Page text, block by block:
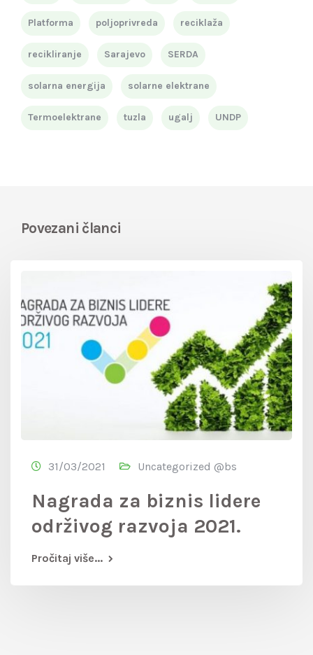
Platforma poljoprivreda reciklaža
recikliranje Sarajevo SERDA
solarna energija solarne elektrane
Termoelektrane tuzla ugalj UNDP
Povezani članci
31/03/2021 Uncategorized @bs
Nagrada za biznis lidere
održivog razvoja 2021.
Pročitaj više...